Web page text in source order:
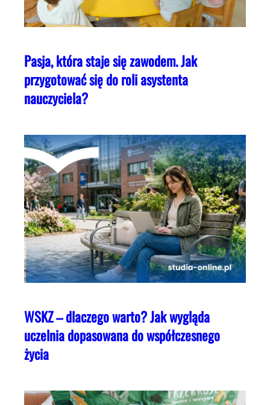
Pasja, która staje się zawodem. Jak
przygotować się do roli asystenta
nauczyciela?
WSKZ – dlaczego warto? Jak wygląda
uczelnia dopasowana do współczesnego
życia